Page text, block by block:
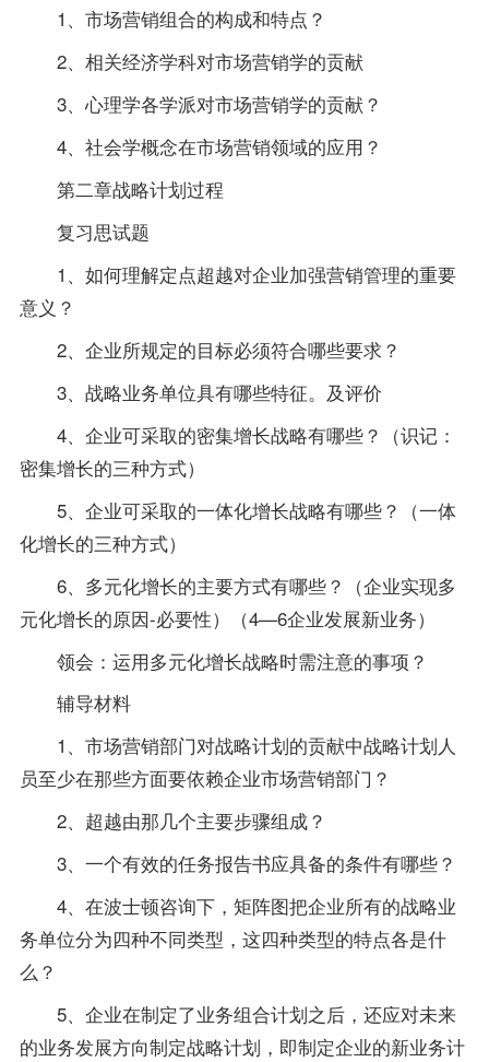
1、市场营销组合的构成和特点？
2、相关经济学科对市场营销学的贡献
3、心理学各学派对市场营销学的贡献？
4、社会学概念在市场营销领域的应用？
第二章战略计划过程
复习思试题
1、如何理解定点超越对企业加强营销管理的重要
意义？
2、企业所规定的目标必须符合哪些要求？
3、战略业务单位具有哪些特征。及评价
4、企业可采取的密集增长战略有哪些？（识记：
密集增长的三种方式）
5、企业可采取的一体化增长战略有哪些？（一体
化增长的三种方式）
6、多元化增长的主要方式有哪些？（企业实现多
元化增长的原因-必要性）（4—6企业发展新业务）
领会：运用多元化增长战略时需注意的事项？
辅导材料
1、市场营销部门对战略计划的贡献中战略计划人
员至少在那些方面要依赖企业市场营销部门？
2、超越由那几个主要步骤组成？
3、一个有效的任务报告书应具备的条件有哪些？
4、在波士顿咨询下，矩阵图把企业所有的战略业
务单位分为四种不同类型，这四种类型的特点各是什
么？
5、企业在制定了业务组合计划之后，还应对未来
的业务发展方向制定战略计划，即制定企业的新业务计